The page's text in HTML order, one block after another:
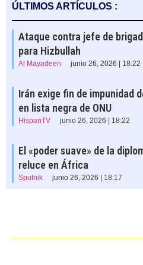
ÚLTIMOS ARTÍCULOS :
Ataque contra jefe de
para Hizbullah
Al Mayadeen junio 26, 2026 | 18:22
Irán exige fin de impunidad
en lista negra de ONU
HispanTV junio 26, 2026 | 18:22
El «poder suave» de la
reluce en África
Sputnik junio 26, 2026 | 18:17